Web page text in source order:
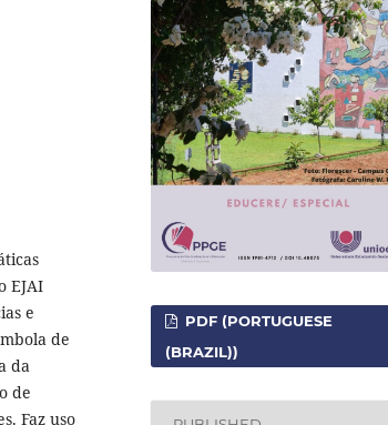
EJAI
e
de
da
de
Faz uso
PDF (PORTUGUESE
(BRAZIL))